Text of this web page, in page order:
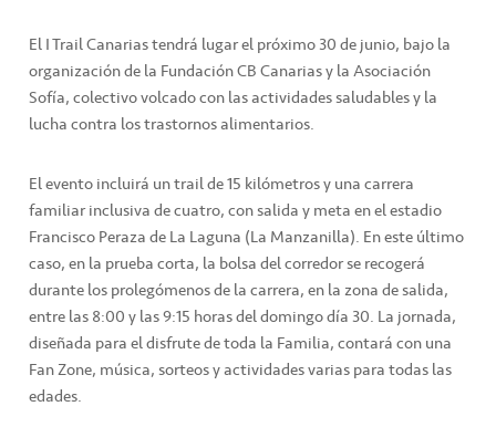
El I Trail Canarias tendrá lugar el próximo 30 de junio, bajo la
organización de la Fundación CB Canarias y la Asociación
Sofía, colectivo volcado con las actividades saludables y la
lucha contra los trastornos alimentarios.
El evento incluirá un trail de 15 kilómetros y una carrera
familiar inclusiva de cuatro, con salida y meta en el estadio
Francisco Peraza de La Laguna (La Manzanilla). En este último
caso, en la prueba corta, la bolsa del corredor se recogerá
durante los prolegómenos de la carrera, en la zona de salida,
entre las 8:00 y las 9:15 horas del domingo día 30. La jornada,
diseñada para el disfrute de toda la Familia, contará con una
Fan Zone, música, sorteos y actividades varias para todas las
edades.